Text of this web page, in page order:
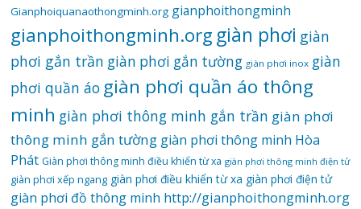
Gianphoiquanaothongminh.org gianphoithongminh
gianphoithongminh.orggiàn phơi giàn
phơi gắn trần giàn phơi gắn tường giàn phơi inox giàn
phơi quần áo giàn phơi quần áo thông
minh giàn phơi thông minh gắn trần giàn phơi
thông minh gắn tường giàn phơi thông minh Hòa
Phát Giàn phơi thông minh điều khiển từ xa giàn phơi thông minh điện tử
giàn phơi xếp ngang giàn phơi điều khiển từ xa giàn phơi điện tử
giàn phơi đồ thông minh http://gianphoithongminh.org